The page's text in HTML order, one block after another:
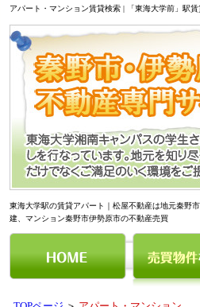
アパート・マンション賃貸検索 | 「東海大学前」駅
東海大学駅の賃貸アパート｜松屋不動産は地元秦野
建、マンション秦野市伊勢原市の不動産売買